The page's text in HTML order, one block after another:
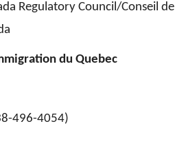
Regulatory Council/Conseil de
du Quebec
496-4054)